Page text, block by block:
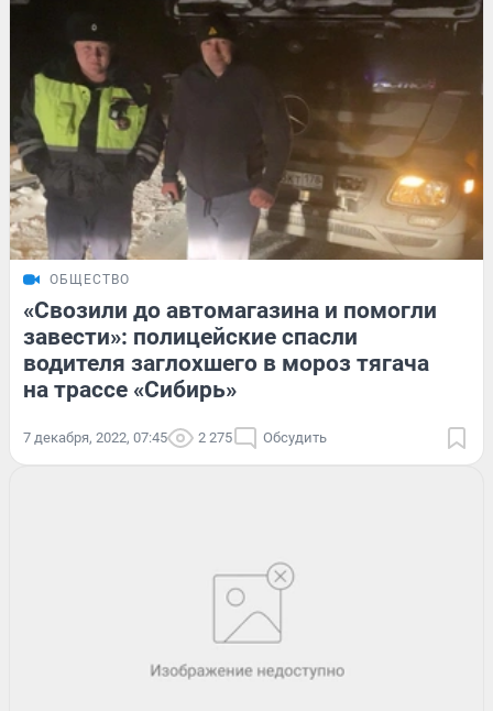
ОБЩЕСТВО
«Свозили до автомагазина и помогли
завести»: полицейские спасли
водителя заглохшего в мороз тягача
на трассе «Сибирь»
7 декабря, 2022, 07:45 2 275 Обсудить